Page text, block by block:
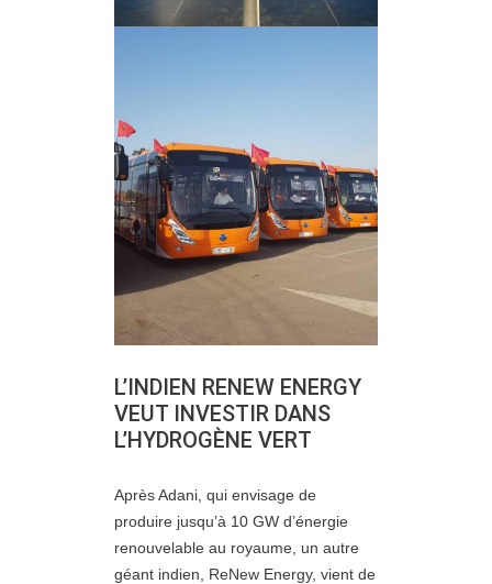
L’INDIEN RENEW ENERGY
VEUT INVESTIR DANS
L’HYDROGÈNE VERT
Après Adani, qui envisage de
produire jusqu’à 10 GW d’énergie
renouvelable au royaume, un autre
géant indien, ReNew Energy, vient de